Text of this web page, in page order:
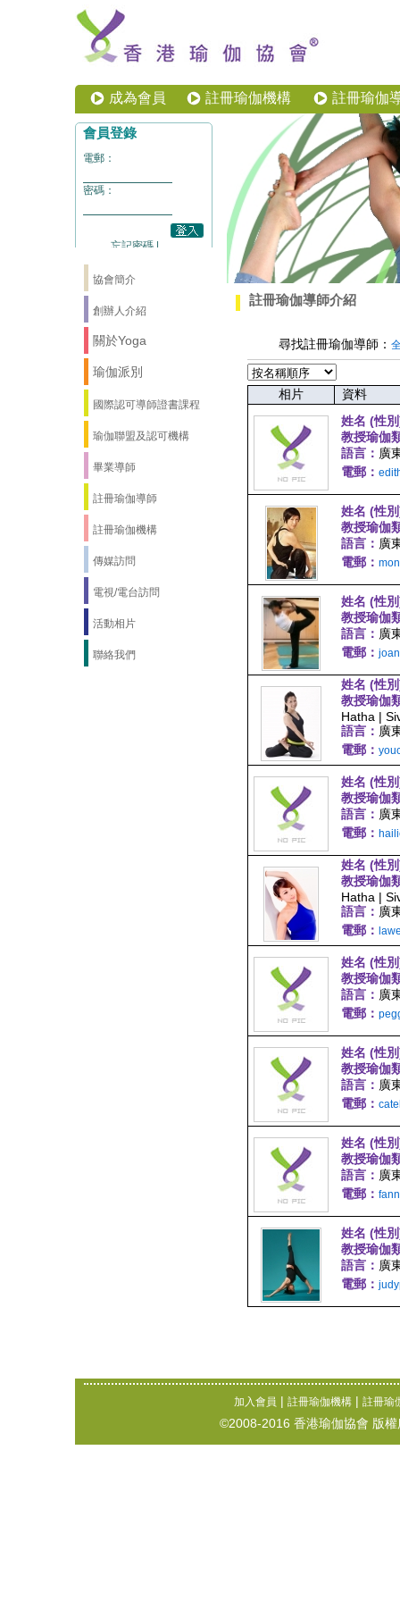
成為會員 註冊瑜伽機構 註冊瑜伽
協會簡介
創辦人介紹
關於Yoga
瑜伽派別
國際認可導師證書課程
瑜伽聯盟及認可機構
畢業導師
註冊瑜伽導師
註冊瑜伽機構
傳媒訪問
電視/電台訪問
活動相片
聯絡我們
註冊瑜伽導師介紹
尋找註冊瑜伽導師：
相片
資料
姓名 (性
教授瑜伽
語言： 廣
電郵：
姓名 (性
教授瑜伽
語言： 廣
電郵：
姓名 (性
教授瑜伽
語言： 廣
電郵：
姓名 (性
教授瑜伽
Hatha |
語言： 廣
電郵：
姓名 (性
教授瑜伽
語言： 廣
電郵：
姓名 (性
教授瑜伽
Hatha |
語言： 廣
電郵：
姓名 (性
教授瑜伽
語言： 廣
電郵：
姓名 (性
教授瑜伽
語言： 廣
電郵：
姓名 (性
教授瑜伽
語言： 廣
電郵：
姓名 (性
教授瑜伽
語言： 廣
電郵：
加入會員 | 註冊瑜伽機構 | 註冊瑜
©2008-2016 香港瑜伽協會 版